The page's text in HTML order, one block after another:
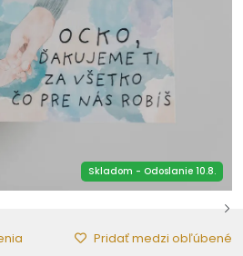
Skladom - Odoslanie 10.8.
Pridať medzi obľúbené